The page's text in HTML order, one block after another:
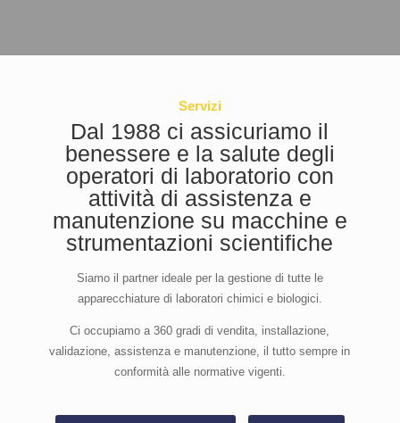
Servizi
Dal 1988 ci assicuriamo il
benessere e la salute degli
operatori di laboratorio con
attività di assistenza e
manutenzione su macchine e
strumentazioni scientifiche
Siamo il partner ideale per la gestione di tutte le
apparecchiature di laboratori chimici e biologici.
Ci occupiamo a 360 gradi di vendita, installazione,
validazione, assistenza e manutenzione, il tutto sempre in
conformità alle normative vigenti.